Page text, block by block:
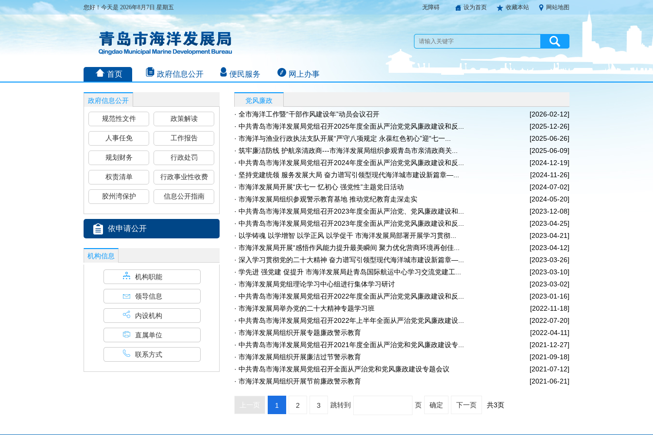
您好！今天是 2026年8月7日 星期五 无障碍 设为首页 收藏本站 网站地图
首页 政府信息公开 便民服务 网上办事
政府信息公开
规范性文件 政策解读
人事任免 工作报告
规划财务 行政处罚
权责清单 行政事业性收费
胶州湾保护 信息公开指南
依申请公开
机构信息
机构职能
领导信息
内设机构
直属单位
联系方式
党风廉政
· 全市海洋工作暨“干部作风建设年”动员会议召开
[2026-02-12]
· 中共青岛市海洋发展局党组召开2025年度全面从严治党党风廉政建设和反...
[2025-12-26]
· 市海洋与渔业行政执法支队开展“严守八项规定 永葆红色初心”迎“七一...
[2025-06-26]
· 筑牢廉洁防线 护航亲清政商---市海洋发展局组织参观青岛市亲清政商关...
[2025-06-09]
· 中共青岛市海洋发展局党组召开2024年度全面从严治党党风廉政建设和反...
[2024-12-19]
· 坚持党建统领 服务发展大局 奋力谱写引领型现代海洋城市建设新篇章—...
[2024-11-26]
· 市海洋发展局开展“庆七一 忆初心 强党性”主题党日活动
[2024-07-02]
· 市海洋发展局组织参观警示教育基地 推动党纪教育走深走实
[2024-05-20]
· 中共青岛市海洋发展局党组召开2023年度全面从严治党、党风廉政建设和...
[2023-12-08]
· 中共青岛市海洋发展局党组召开2023年度全面从严治党党风廉政建设和反...
[2023-04-25]
· 以学铸魂 以学增智 以学正风 以学促干 市海洋发展局部署开展学习贯彻...
[2023-04-21]
· 市海洋发展局开展“感悟作风能力提升最美瞬间 聚力优化营商环境再创佳...
[2023-04-12]
· 深入学习贯彻党的二十大精神 奋力谱写引领型现代海洋城市建设新篇章—...
[2023-03-26]
· 学先进 强党建 促提升 市海洋发展局赴青岛国际航运中心学习交流党建工...
[2023-03-10]
· 市海洋发展局党组理论学习中心组进行集体学习研讨
[2023-03-02]
· 中共青岛市海洋发展局党组召开2022年度全面从严治党党风廉政建设和反...
[2023-01-16]
· 市海洋发展局举办党的二十大精神专题学习班
[2022-11-18]
· 中共青岛市海洋发展局党组召开2022年上半年全面从严治党党风廉政建设...
[2022-07-20]
· 市海洋发展局组织开展专题廉政警示教育
[2022-04-11]
· 中共青岛市海洋发展局党组召开2021年度全面从严治党和党风廉政建设专...
[2021-12-27]
· 市海洋发展局组织开展廉洁过节警示教育
[2021-09-18]
· 中共青岛市海洋发展局党组召开全面从严治党和党风廉政建设专题会议
[2021-07-12]
· 市海洋发展局组织开展节前廉政警示教育
[2021-06-21]
上一页 1 2 3 跳转到 页 确定 下一页 共3页